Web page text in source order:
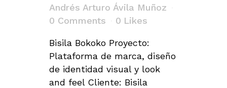
Andrés Arturo Ávila Muñoz
0 Comments
0 Likes
Bisila Bokoko Proyecto:
Plataforma de marca, diseño
de identidad visual y look
and feel Cliente: Bisila